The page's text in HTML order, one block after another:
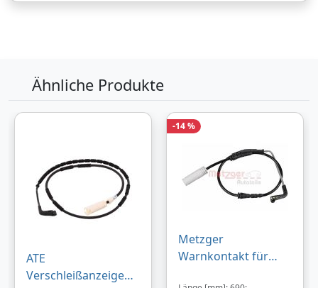
Produktinformationen des Anbieters
inklusive Mehrwertsteuer
Versandkostenfrei
Verkauf und Versand durch
Bezahlarten
Ähnliche Produkte
ATE
Verschleißanzeige
-14 %
Metzger
Warnkontakt für